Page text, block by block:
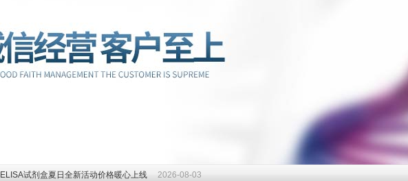
ELISA试剂盒夏日全新活动价格暖心上线 2026-08-03